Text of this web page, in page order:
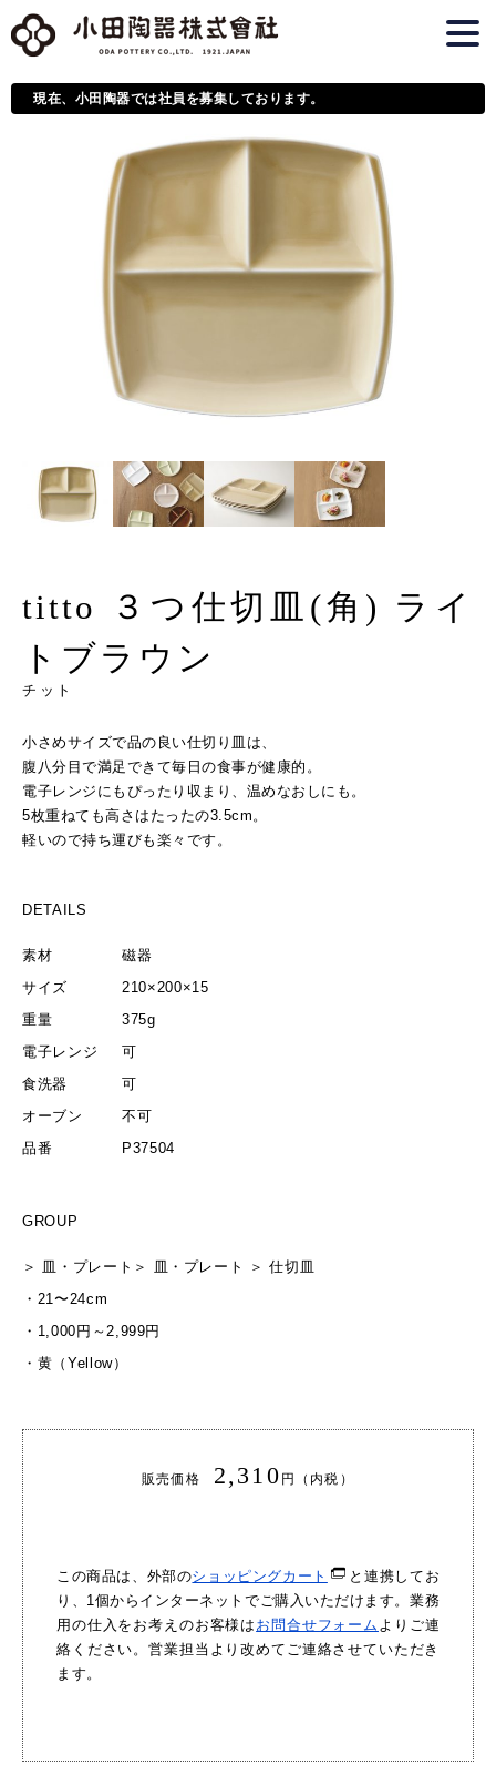
現在、小田陶器では社員を募集しております。
titto ３つ仕切皿(角) ライ
トブラウン
チット
小さめサイズで品の良い仕切り皿は、
腹八分目で満足できて毎日の食事が健康的。
電子レンジにもぴったり収まり、温めなおしにも。
5枚重ねても高さはたったの3.5cm。
軽いので持ち運びも楽々です。
DETAILS
素材
磁器
サイズ
210×200×15
重量
375g
電子レンジ
可
食洗器
可
オーブン
不可
品番
P37504
GROUP
＞ 皿・プレート ＞ 皿・プレート ＞仕切皿
・ 21〜24cm
・ 1,000円～2,999円
・ 黄（Yellow）
販売価格 2,310 円（内税）
この商品は、外部のショッピングカート
と連携してお
り、1個からインターネットでご購入いただけます。業務
用の仕入をお考えのお客様は お問合せフォーム よりご連
絡ください。営業担当より改めてご連絡させていただき
ます。